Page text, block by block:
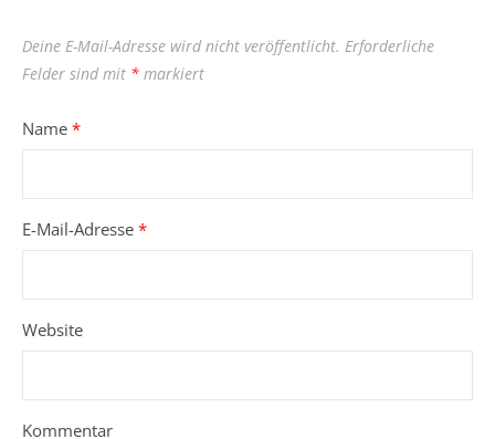
Deine E-Mail-Adresse wird nicht veröffentlicht. Erforderliche
Felder sind mit * markiert
Name *
E-Mail-Adresse *
Website
Kommentar